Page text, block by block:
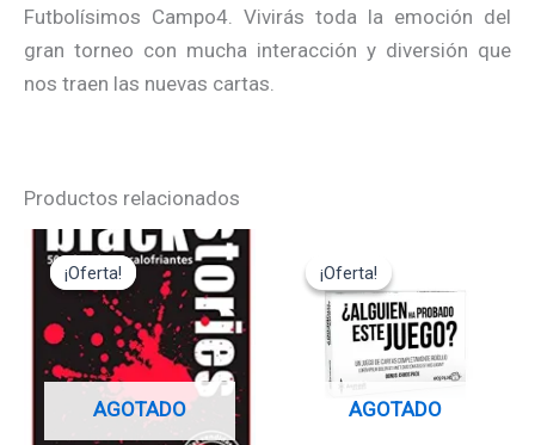
Futbolísimos Campo4. Vivirás toda la emoción del
gran torneo con mucha interacción y diversión que
nos traen las nuevas cartas.
Productos relacionados
¡Oferta!
AGOTADO
¡Oferta!
El
precio
original
era:
12,95€.
El
precio
actual
es:
11,65€.
¡Oferta!
AGOTADO
¡Oferta!
original
era:
14,95€.
es:
13,45€.